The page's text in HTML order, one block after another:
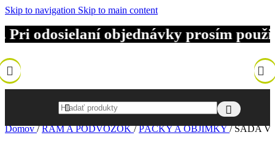
Skip to navigation Skip to main content
odosielaní objednávky prosím
Domov/ RÁM A PODVOZOK/ PÁČKY A OBJÍMKY/ SADA